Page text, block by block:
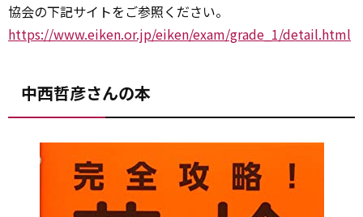
協会の下記サイトをご参照ください。
https://www.eiken.or.jp/eiken/exam/grade_1/detail.html
中西哲彦さんの本